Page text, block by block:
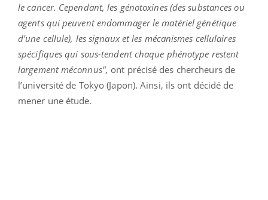
le cancer. Cependant, les génotoxines (des substances ou
agents qui peuvent endommager le matériel génétique
d'une cellule), les signaux et les mécanismes cellulaires
spécifiques qui sous-tendent chaque phénotype restent
largement méconnus", ont précisé des chercheurs de
l’université de Tokyo (Japon). Ainsi, ils ont décidé de
mener une étude.